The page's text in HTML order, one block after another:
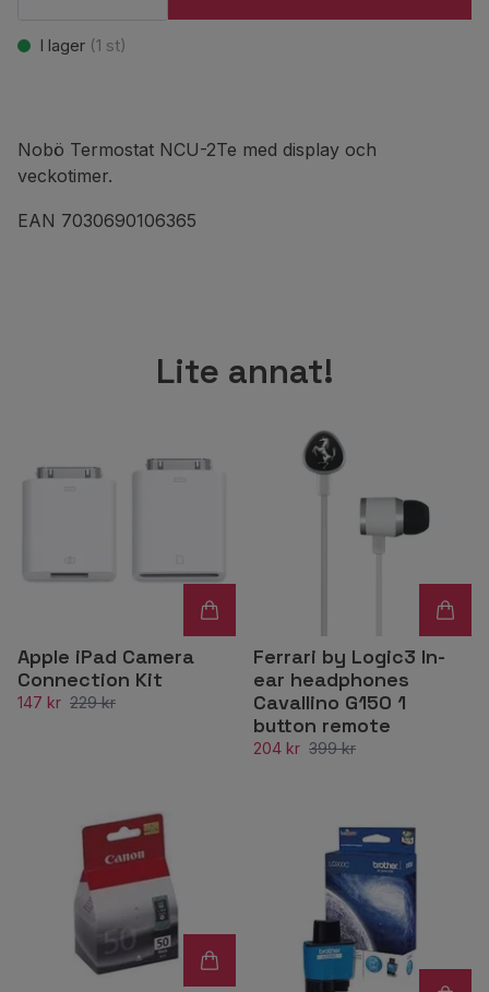
I lager (1 st)
Nobö Termostat NCU-2Te med display och
veckotimer.
EAN 7030690106365
Lite annat!
Apple iPad Camera
Connection Kit
147 kr 229 kr
Ferrari by Logic3 In-
ear headphones
Cavallino G150 1
button remote
204 kr 399 kr